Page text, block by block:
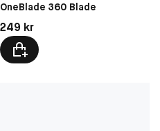
OneBlade 360 Blade
Pris: 249 kr
249 kr